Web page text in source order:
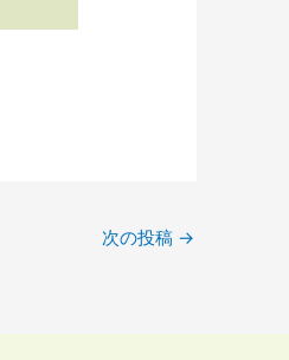
次の投稿 →